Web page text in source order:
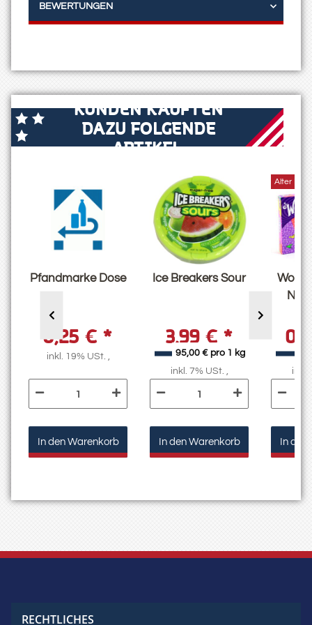
BEWERTUNGEN
KUNDEN KAUFTEN
DAZU FOLGENDE
ARTIKEL:
Pfandmarke Dose
0,25 € *
inkl. 19% USt. ,
In den Warenkorb
Ice Breakers Sour
3,99 € *
95,00 € pro 1 kg
inkl. 7% USt. ,
In den Warenkorb
Alter
inkl.
In den
RECHTLICHES